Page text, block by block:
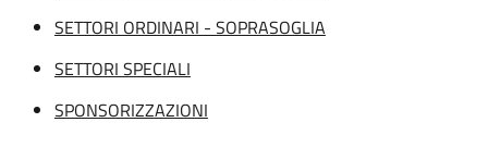
SETTORI ORDINARI - SOPRASOGLIA
SETTORI SPECIALI
SPONSORIZZAZIONI